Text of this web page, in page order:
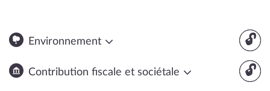
🔓
Environnement
🔓
Contribution fiscale et sociétale